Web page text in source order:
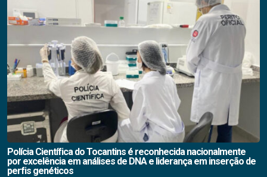
Polícia Científica do Tocantins é reconhecida nacionalmente
por excelência em análises de DNA e liderança em inserção de
perfis genéticos